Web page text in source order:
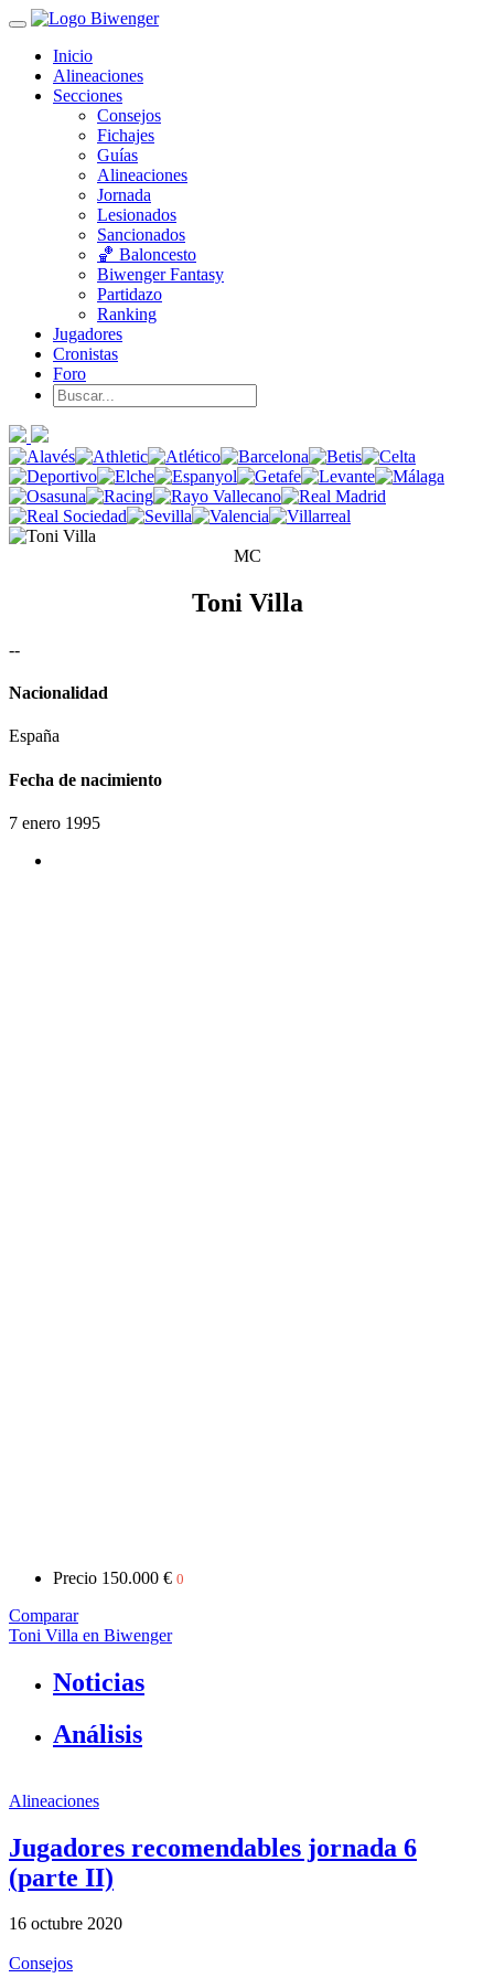
Inicio
Alineaciones
Secciones
Consejos
Fichajes
Guías
Alineaciones
Jornada
Lesionados
Sancionados
🏀 Baloncesto
Biwenger Fantasy
Partidazo
Ranking
Jugadores
Cronistas
Foro
MC
Toni Villa
--
Nacionalidad
España
Fecha de nacimiento
7 enero 1995
Precio 150.000 € 0
Comparar
Toni Villa en Biwenger
Noticias
Análisis
Alineaciones
Jugadores recomendables jornada 6
(parte II)
16 octubre 2020
Consejos